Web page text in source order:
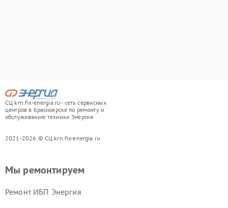
СЦ krn.fix-energia.ru - сеть сервисных
центров в Красноярске по ремонту и
обслуживанию техники Энергия
2021-2026 © СЦ krn.fix-energia.ru
Мы ремонтируем
Ремонт ИБП Энергия